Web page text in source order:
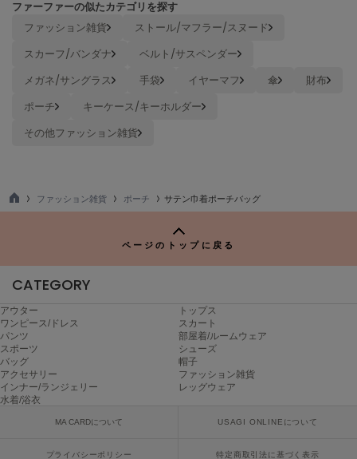
NIKE
NOWNS
ヌル
ORR
オル
PATRICK
パトリック
Philly chocolate
ファーファーの似たカテゴリを探す
ファッション雑貨
ストール/マフラー/スヌード
スカーフ/バンダナ
ベルト/サスペンダー
メガネ/サングラス
手袋 イヤーマフ 傘
財布
ポーチ
キーケース/キーホルダー
その他ファッション雑貨
TO
ファッション雑貨 ポーチ サテン巾着ポーチバッグ
ページのトップに戻る
CATEGORY
アウター
トップス
ワンピース/ドレス
スカート
パンツ
部屋着/ルームウェア
スポーツ
シューズ
バッグ
帽子
アクセサリー
ファッション雑貨
インナー/ランジェリー
レッグウェア
水着/浴衣
MA CARDについて USAGI ONLINEについて
プライバシーポリシー 特定商取引法に基づく表示